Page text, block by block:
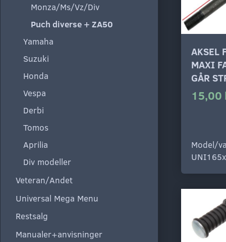
Monza/Ms/Vz/Div
Puch diverse + ZA50
Yamaha
Suzuki
Honda
Vespa
Derbi
Tomos
Aprilia
Div modeller
Veteran/Andet
Universal Mega Menu
Restsalg
Manualer+anvisninger
AKSEL
MAXI
GÅR
15,00
Model/
UNI165x